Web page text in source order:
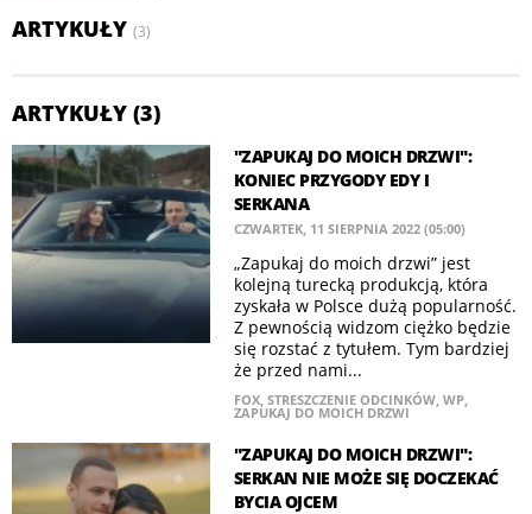
ARTYKUŁY (3)
ARTYKUŁY (3)
"ZAPUKAJ DO MOICH DRZWI":
KONIEC PRZYGODY EDY I
SERKANA
CZWARTEK, 11 SIERPNIA 2022 (05:00)
„Zapukaj do moich drzwi” jest
kolejną turecką produkcją, która
zyskała w Polsce dużą popularność.
Z pewnością widzom ciężko będzie
się rozstać z tytułem. Tym bardziej
że przed nami...
FOX, STRESZCZENIE ODCINKÓW, WP,
ZAPUKAJ DO MOICH DRZWI
"ZAPUKAJ DO MOICH DRZWI":
SERKAN NIE MOŻE SIĘ DOCZEKAĆ
BYCIA OJCEM